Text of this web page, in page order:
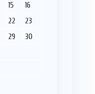
15
16
22
23
29
30